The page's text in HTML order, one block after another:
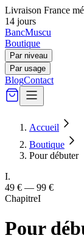
Livraison France
14 jours
BancMuscu
Boutique
Par niveau
Par usage
BlogContact
Accueil
Boutique
Pour débuter
I.
49 € — 99 €
ChapitreI
Pour